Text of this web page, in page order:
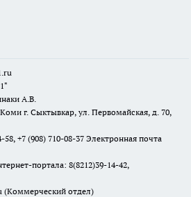
А.В.
г. Сыктывкар, ул. Первомайская, д. 70,
+7 (908) 710-08-37 Электронная почта
портала: 8(8212)39-14-42,
(Коммерческий отдел)